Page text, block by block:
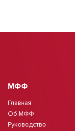
МФФ
Главная
Об МФФ
Руководство